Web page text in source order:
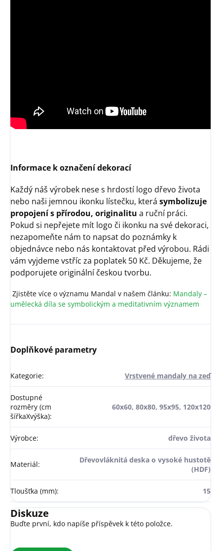
Informace k označení dekorací
Každý náš výrobek nese s hrdostí logo dřevo života
nebo naši jemnou ikonku lístečku, která symbolizuje
propojení s přírodou, originalitu a ruční práci.
Pokud si nepřejete mít logo či ikonku na své dekoraci,
nezapomeňte nám to napsat do poznámky k
objednávce nebo nás kontaktovat před výrobou. Rádi
vám vyjdeme vstříc za poplatek 50 Kč. Děkujeme, že
podporujete originální českou tvorbu.
Zjistěte více o významu Mandal v našem článku: Mandaly –
umělecká díla se symbolickým a meditativním významem
Doplňkové parametry
Kategorie: Vrstvené mandaly na zeď
Dostupné
rozměry (cm
šířkaXvýška):
60x60, 80x80, 95x95, 120x120
Výrobce: dřevo života
Materiál:
Dřevovláknitá deska o vysoké hustotě
(HDF)
Tloušťka (mm): 15
Diskuze
Buďte první, kdo napíše příspěvek k této položce.